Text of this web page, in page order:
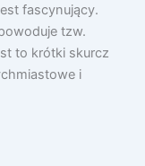
fascynujący.
tzw.
to krótki skurcz
i